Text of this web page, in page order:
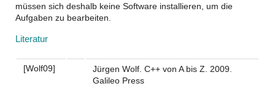
müssen sich deshalb keine Software installieren, um die
Aufgaben zu bearbeiten.
Literatur
[Wolf09]
Jürgen Wolf. C++ von A bis Z. 2009.
Galileo Press